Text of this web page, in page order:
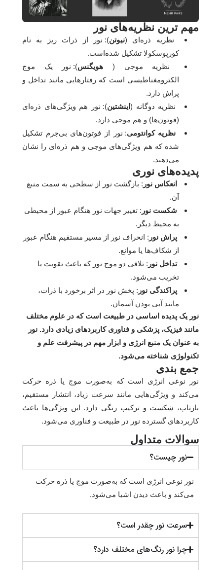
مهم ترین نظریه‌های نور
نظریه ذره‌ای (نیوتن): نور از ذرات ریز به نام
کورپوسکولا تشکیل شده‌است.
نظریه موجی ( هویگنس): نور یک موج
الکترومغناطیسی است که رفتارهایی مانند تداخل و
پراش دارد.
نظریه دوگانه ( اینشتین): نور هم ویژگی‌های ذره‌ای
(فوتون‌ها) و هم موجی دارد.
نظریه کوانتومی: نور از فوتون‌های بی‌جرم تشکیل
شده که هم ویژگی‌های موجی و هم ذره‌ای را نشان
‌‌می‌دهند.
پدیده‌های نوری
انعکاس نور : بازگشت نور از سطحی به سمت منبع
آن.
شکست نور : تغییر جهات نور هنگام عبور از محیطی
به محیط دیگر.
پراش نور : انحراف نور از مسیر مستقیم هنگام عبور
از شکاف‌ها یا موانع.
تداخل نور : تلاقی دو موج نور که باعث تقویت یا
تخریب می‌شود.
پراکندگی نور : پخش نور در اثر برخورد با ذرات،
مانند آبی بودن آسمان.
نور یک پدیده اساسی در طبیعت است که در علوم مختلف
مانند فیزیک، پزشکی و فناوری کاربردهای زیادی دارد. نور
به عنوان یک منبع انرژی و ابزار مهم در پیشرفت علم و
تکنولوژی شناخته می‌شود.
جمع بندی
نور نوعی انرژی است که به‌صورت موج یا ذره حرکت
می‌کند و ویژگی‌هایی مانند سرعت زیاد، انتشار مستقیم،
بازتاب، شکست و ترکیب رنگی دارد. این ویژگی‌ها باعث
کاربردهای گسترده نور در طبیعت و فناوری می‌شود.
سوالات متداول
نور چیست؟
نور نوعی انرژی است که به‌صورت موج یا ذره حرکت
می‌کند و باعث دیدن اشیا می‌شود.
سرعت نور چقدر است؟
چرا نور رنگ‌های مختلف دارد؟